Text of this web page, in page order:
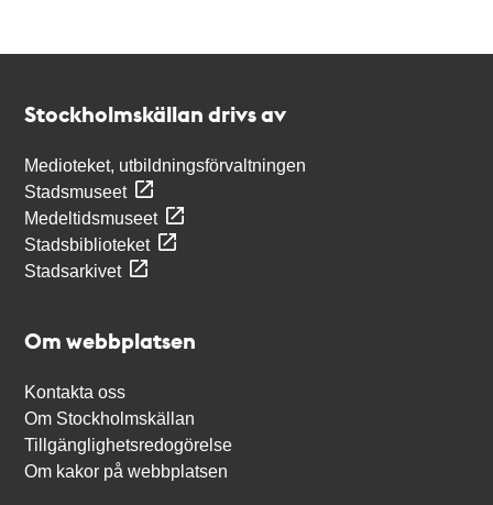
Stockholmskällan drivs av
Medioteket, utbildningsförvaltningen
Stadsmuseet
Medeltidsmuseet
Stadsbiblioteket
Stadsarkivet
Om webbplatsen
Kontakta oss
Om Stockholmskällan
Tillgänglighetsredogörelse
Om kakor på webbplatsen